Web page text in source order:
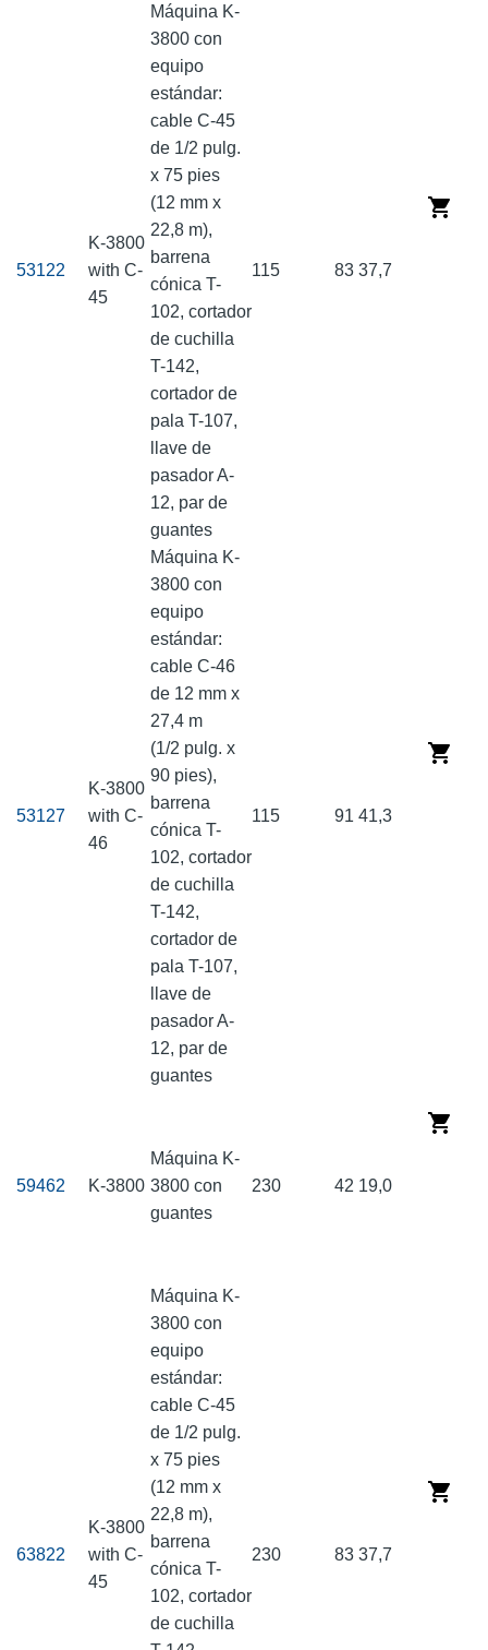
53122
K-3800
with C-
45
Máquina K-
3800 con
equipo
estándar:
cable C-45
de 1/2 pulg.
x 75 pies
(12 mm x
22,8 m),
barrena
cónica T-
102, cortador
de cuchilla
T-142,
cortador de
pala T-107,
llave de
pasador A-
12, par de
guantes
115 83 37,7
53127
K-3800
with C-
46
Máquina K-
3800 con
equipo
estándar:
cable C-46
de 12 mm x
27,4 m
(1/2 pulg. x
90 pies),
barrena
cónica T-
102, cortador
de cuchilla
T-142,
cortador de
pala T-107,
llave de
pasador A-
12, par de
guantes
115 91 41,3
59462 K-3800
Máquina K-
3800 con
guantes
230 42 19,0
63822
K-3800
with C-
45
Máquina K-
3800 con
equipo
estándar:
cable C-45
de 1/2 pulg.
x 75 pies
(12 mm x
22,8 m),
barrena
cónica T-
102, cortador
de cuchilla
230 83 37,7